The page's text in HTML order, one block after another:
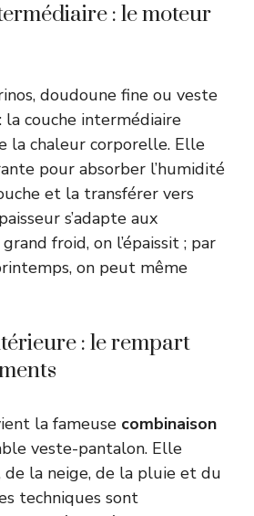
: le moteur
doudoune fine ou veste
couche intermédiaire
la chaleur corporelle. Elle
pour absorber l’humidité
et la transférer vers
s’adapte aux
froid, on l’épaissit ; par
on peut même
: le rempart
la fameuse combinaison
veste-pantalon. Elle
la neige, de la pluie et du
techniques sont